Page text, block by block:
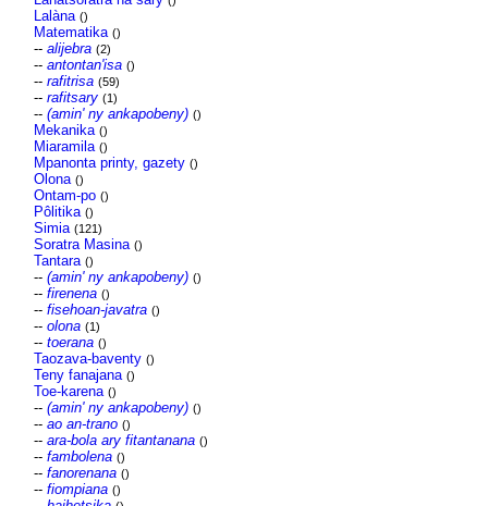
Lalàna ()
Matematika ()
-- alijebra (2)
-- antontan'isa ()
-- rafitrisa (59)
-- rafitsary (1)
-- (amin' ny ankapobeny) ()
Mekanika ()
Miaramila ()
Mpanonta printy, gazety ()
Olona ()
Ontam-po ()
Pôlitika ()
Simia (121)
Soratra Masina ()
Tantara ()
-- (amin' ny ankapobeny) ()
-- firenena ()
-- fisehoan-javatra ()
-- olona (1)
-- toerana ()
Taozava-baventy ()
Teny fanajana ()
Toe-karena ()
-- (amin' ny ankapobeny) ()
-- ao an-trano ()
-- ara-bola ary fitantanana ()
-- fambolena ()
-- fanorenana ()
-- fiompiana ()